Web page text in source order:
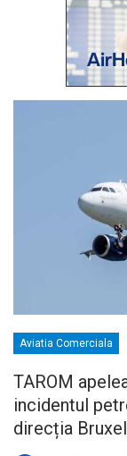
Aviatia Comerciala
TAROM
incidentul
direcția